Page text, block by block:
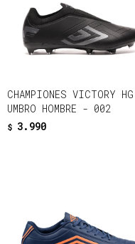
CHAMPIONES VICTORY HG
UMBRO HOMBRE - 002
$ 3.990